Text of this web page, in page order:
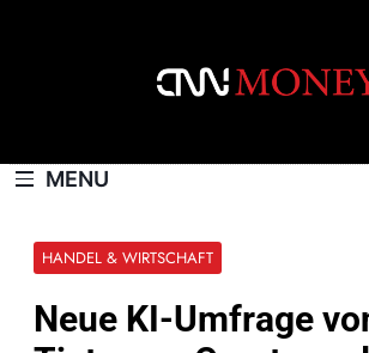
MENU
HANDEL & WIRTSCHAFT
Neue KI-Umfrage